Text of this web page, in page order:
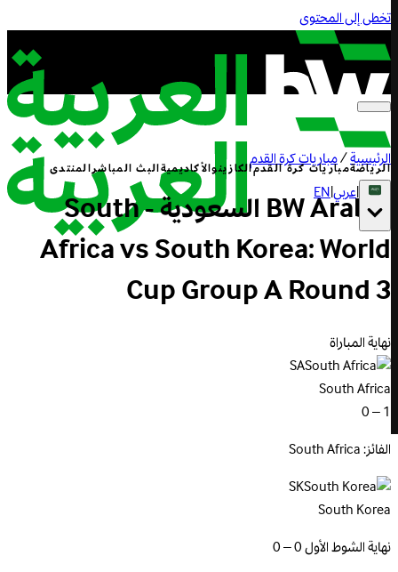
تخطى إلى المحتوى
الرياضةمباريات كرة القدمالكازينوالأكاديميةالبث المباشرالمنتدى
|عربي|
EN
الرئيسية/مباريات كرة القدم
BW Arabia السعودية - South
Africa vs South Korea: World
Cup Group A Round 3
نهاية المباراة
SA
South Africa
1 – 0
الفائز: South Africa
SK
South Korea
نهاية الشوط الأول 0 – 0